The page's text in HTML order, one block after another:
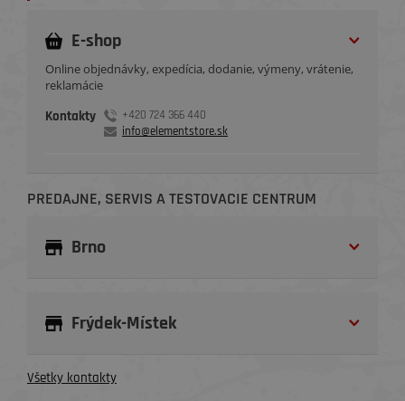
E-shop
Online objednávky, expedícia, dodanie, výmeny, vrátenie,
reklamácie
Kontakty
+420 724 366 440
info@elementstore.sk
PREDAJNE, SERVIS A TESTOVACIE CENTRUM
Brno
Frýdek-Místek
Všetky kontakty